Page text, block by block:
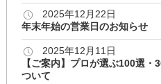
2025年12月22日
年末年始の営業日のお知らせ
2025年12月11日
【ご案内】プロが選ぶ100選
ついて